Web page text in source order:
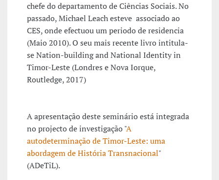
chefe do departamento de Ciências Sociais. No
passado, Michael Leach esteve associado ao
CES, onde efectuou um periodo de residencia
(Maio 2010). O seu mais recente livro intitula-
se Nation-building and National Identity in
Timor-Leste (Londres e Nova Iorque,
Routledge, 2017)
A apresentação deste seminário está integrada
no projecto de investigação "A
autodeterminação de Timor-Leste: uma
abordagem de História Transnacional"
(ADeTiL).